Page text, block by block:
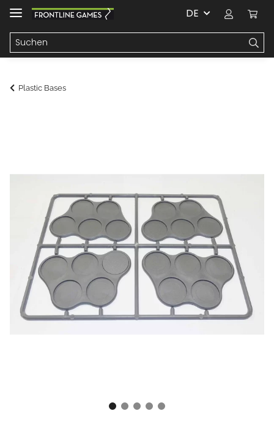
DE
Plastic Bases